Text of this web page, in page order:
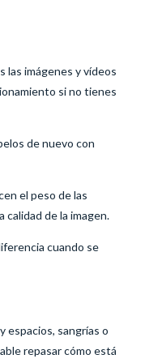
las imágenes y vídeos
si no tienes
de nuevo con
el peso de las
calidad de la imagen.
cuando se
espacios, sangrías o
repasar cómo está